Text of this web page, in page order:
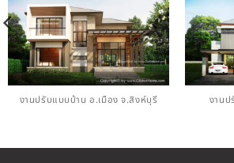
งานปรับแบบบ้าน อ.เมือง จ.สิงห์บุรี
งานป